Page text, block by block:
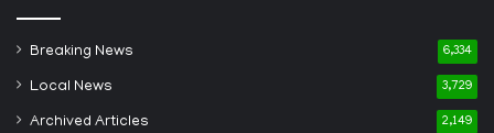
Breaking News 6,334
Local News 3,729
Archived Articles 2,149